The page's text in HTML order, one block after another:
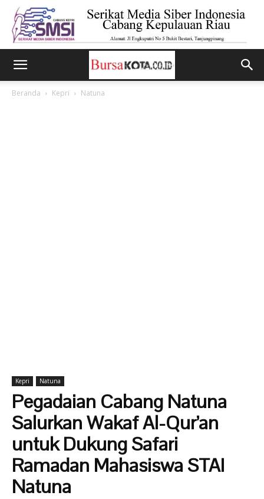
Beranda Kepri Natuna
Kepri Natuna
Pegadaian Cabang Natuna
Salurkan Wakaf Al-Qur’an
untuk Dukung Safari
Ramadan Mahasiswa STAI
Natuna